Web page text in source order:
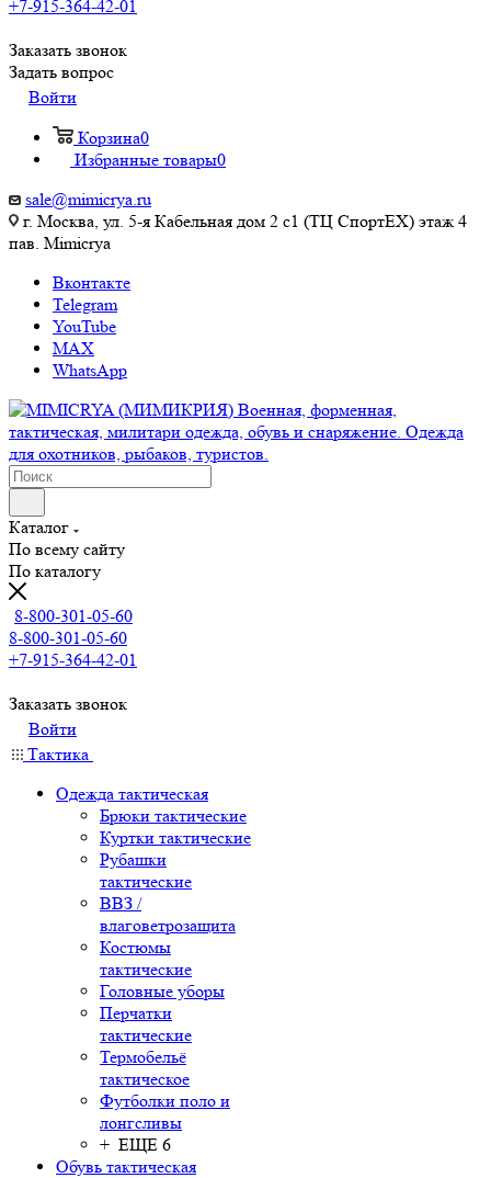
+7-915-364-42-01
Заказать звонок
Задать вопрос
Войти
Корзина0
Избранные товары0
sale@mimicrya.ru
г. Москва, ул. 5-я Кабельная дом 2 с1 (ТЦ СпортEX) этаж 4
пав. Mimicrya
Вконтакте
Telegram
YouTube
MAX
WhatsApp
Каталог
По всему сайту
По каталогу
8-800-301-05-60
8-800-301-05-60
+7-915-364-42-01
Заказать звонок
Войти
Тактика
Одежда тактическая
Брюки тактические
Куртки тактические
Рубашки
тактические
ВВЗ /
влаговетрозащита
Костюмы
тактические
Головные уборы
Перчатки
тактические
Термобельё
тактическое
Футболки поло и
лонгсливы
+ ЕЩЕ 6
Обувь тактическая